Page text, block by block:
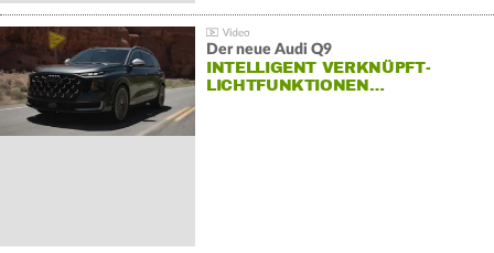
Der neue Audi Q9
INTELLIGENT VERKNÜPFT-
LICHTFUNKTIONEN…